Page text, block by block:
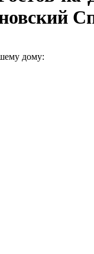
дому: